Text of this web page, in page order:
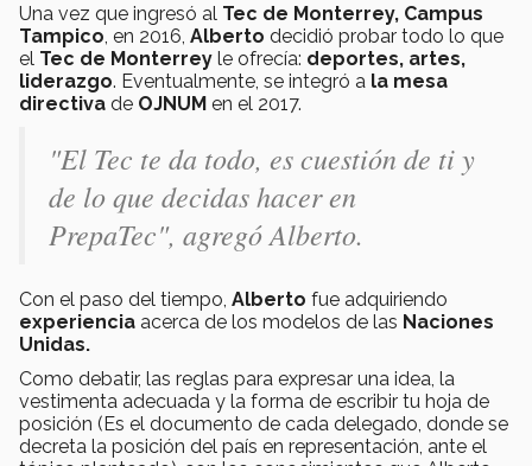
Una vez que ingresó al Tec de Monterrey, Campus
Tampico , en 2016, Alberto decidió probar todo lo que
el Tec de Monterrey le ofrecía: deportes, artes,
liderazgo. Eventualmente, se integró a la mesa
directiva de OJNUM en el 2017.
"El Tec te da todo, es cuestión de ti y
de lo que decidas hacer en
PrepaTec", agregó Alberto.
Con el paso del tiempo, Alberto fue adquiriendo
experiencia acerca de los modelos de las Naciones
Unidas.
Como debatir, las reglas para expresar una idea, la
vestimenta adecuada y la forma de escribir tu hoja de
posición (Es el documento de cada delegado, donde se
decreta la posición del país en representación, ante el